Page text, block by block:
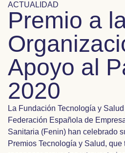
ACTUALIDAD
Premio a
Apoyo al
2020
La Fundación Tecnología y
Federación Española de
Sanitaria (Fenin) han celebrado
Premios Tecnología y Salud,